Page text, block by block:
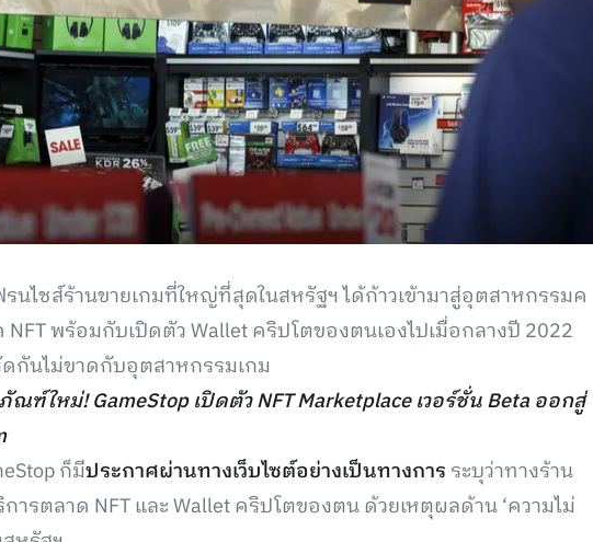
รนไชส์ร้านขายเกมที่ใหญ่ที่สุดในสหรัฐฯ ได้ก้าวเข้ามาสู่อุตสาหกรรมค
พร้อมกับเปิดตัว Wallet คริปโตของตนเองไปเมื่อกลางปี 2022
กันไม่ขาดกับอุตสาหกรรมเกม
ฑ์ใหม่! GameStop เปิดตัว NFT Marketplace เวอร์ชั่น Beta ออกสู่
ก็มีประกาศผ่านทางเว็บไซต์อย่างเป็นทางการ ระบุว่าทางร้าน
ารตลาด NFT และ Wallet คริปโตของตน ด้วยเหตุผลด้าน ‘ความไม่